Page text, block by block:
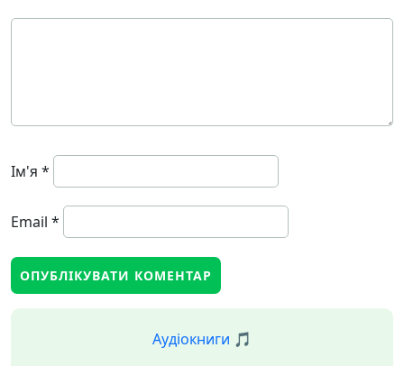
Ім'я *
Email *
Аудіокниги 🎵